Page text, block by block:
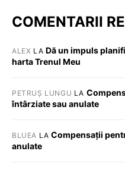
COMENTARII
ALEX LA Dă un impuls
harta Trenul Meu
PETRUȘ LUNGU LA
întârziate sau anulate
BLUEA LACompensații
anulate